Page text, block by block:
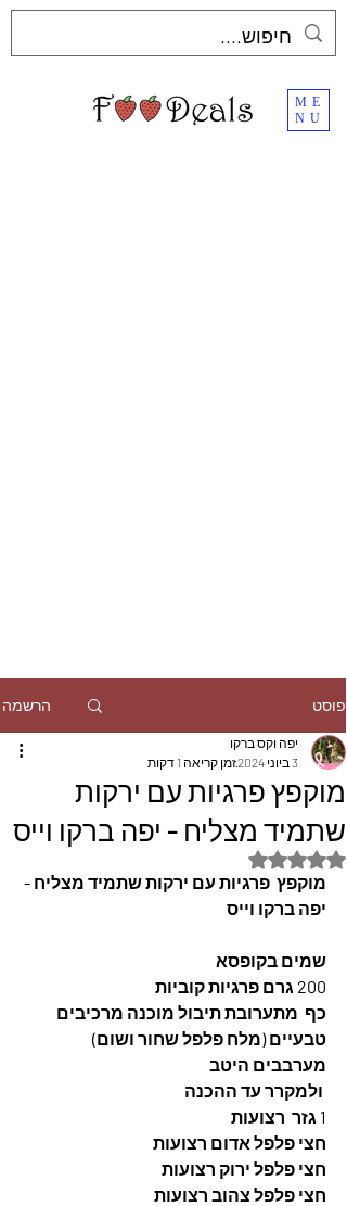
ME
NU
פוסט הרשמה
מוקפץ פרגיות עם ירקות
שתמיד מצליח - יפה ברקו וייס
יפה וקס ברקו
3 ביוני 2024
זמן קריאה 1 דקות
דירוג של NaN מתוך 5 כוכבים
מוקפץ  פרגיות עם ירקות שתמיד מצליח -
יפה ברקו וייס
שמים בקופסא
200 גרם פרגיות קוביות
כף  מתערובת תיבול מוכנה מרכיבים
טבעיים (מלח פלפל שחור ושום)
מערבבים היטב
1 גזר  רצועות
חצי פלפל אדום רצועות
חצי פלפל ירוק רצועות
חצי פלפל צהוב רצועות